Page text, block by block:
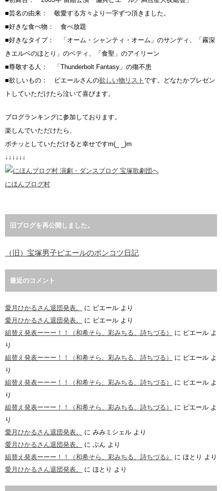
■芸名の由来： 敬愛する方々より一字ずつ頂きました。
■好きな食べ物： 食べ放題
■好きなタイプ： 「オーム・シャンティ・オーム」のサンディ、「霧深
きエルベのほとり」のベティ、「食聖」のアイリーン
■尊敬する人： 「Thunderbolt Fantasy」の殤不患
■欲しいもの： ピエールさんの欲しい物リスト です。どなたかプレゼン
トしていただけたら泣いて喜びます。
ブログランキングに参加しております。
楽しんでいただけたら、
ポチッとしていただけると幸せですm(_ _)m
↓↓↓↓↓↓
にほんブログ村
旧ブログを再公開しました。
（旧）宝塚男子ピエールのポンコツ日記
最近のコメント
愛月ひかるさん退団発表。 に ピエール より
愛月ひかるさん退団発表。
に ピエール より
組替え発表ーーー！！（和希そら、彩みちる、詩ちづる）
に ピエール よ
り
組替え発表ーーー！！（和希そら、彩みちる、詩ちづる）
に ピエール よ
り
組替え発表ーーー！！（和希そら、彩みちる、詩ちづる）
に ピエール よ
り
組替え発表ーーー！！（和希そら、彩みちる、詩ちづる）
に ピエール よ
り
愛月ひかるさん退団発表。
に みみミシェル より
愛月ひかるさん退団発表。
に ぶん より
組替え発表ーーー！！（和希そら、彩みちる、詩ちづる）
に ほとり より
愛月ひかるさん退団発表。
に ほとり より